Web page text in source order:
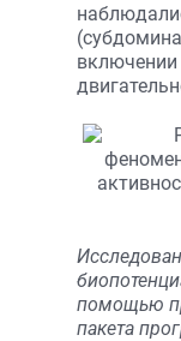
включении
помощью
пакета